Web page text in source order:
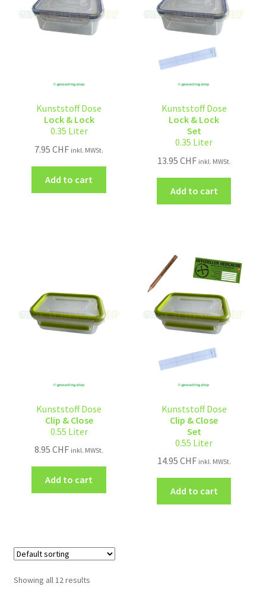
Kunststoff Dose
Lock & Lock
0.35 Liter
7.95CHF inkl. MWSt.
Add to cart
Kunststoff Dose
Lock & Lock
Set
0.35 Liter
13.95 CHF inkl. MWSt.
Add to cart
Kunststoff Dose
Clip & Close
0.55 Liter
8.95CHF inkl. MWSt.
Add to cart
Kunststoff Dose
Clip & Close
Set
0.55 Liter
14.95 CHF inkl. MWSt.
Add to cart
Showing all 12 results